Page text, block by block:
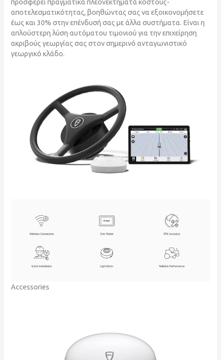
αποτελεσματικότητας, βοηθώντας σας να εξοικονομήσετε
έως και 30% στην επένδυσή σας με άλλα συστήματα. Είναι η
απλούστερη λύση αυτόματου τιμονιού για την επιχείρηση
ακριβούς γεωργίας σας στον σημερινό ανταγωνιστικό
γεωργικό κλάδο.
Accessories